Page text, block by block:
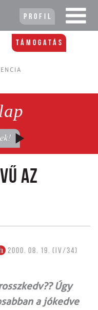
Profil
Támogatás
az
2000. 08. 19. (IV/34)
Úgy
a jókedve